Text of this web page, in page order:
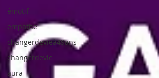
émotif
empathe
changerdevieà49ans
changerdevie
aura